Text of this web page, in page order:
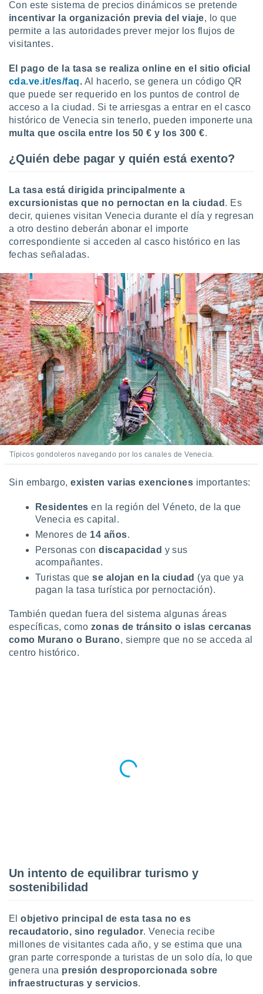
e
publicidad
publicidad
de
Con este sistema de precios dinámicos se pretende
incentivar la organización previa del viaje, lo que
permite a las autoridades prever mejor los flujos de
visitantes.
El pago de la tasa se realiza online en el sitio oficial
cda.ve.it/es/faq. Al hacerlo, se genera un código QR
que puede ser requerido en los puntos de control de
acceso a la ciudad. Si te arriesgas a entrar en el casco
histórico de Venecia sin tenerlo, pueden imponerte una
multa que oscila entre los 50 € y los 300 €.
¿Quién debe pagar y quién está exento?
La tasa está dirigida principalmente a
excursionistas que no pernoctan en la ciudad . Es
decir, quienes visitan Venecia durante el día y regresan
a otro destino deberán abonar el importe
correspondiente si acceden al casco histórico en las
fechas señaladas.
Típicos gondoleros navegando por los canales de Venecia.
Sin embargo,existen varias exenciones importantes:
Residentes en la región del Véneto, de la que
Venecia es capital.
Menores de 14 años.
Personas condiscapacidad y sus
acompañantes.
Turistas quese alojan en la ciudad (ya que ya
pagan la tasa turística por pernoctación).
También quedan fuera del sistema algunas áreas
específicas, como zonas de tránsito o islas cercanas
como Murano o Burano, siempre que no se acceda al
centro histórico.
Un intento de equilibrar turismo y
sostenibilidad
Elobjetivo principal de esta tasa no es
recaudatorio, sino regulador. Venecia recibe
millones de visitantes cada año, y se estima que una
gran parte corresponde a turistas de un solo día, lo que
genera una presión desproporcionada sobre
infraestructuras y servicios.